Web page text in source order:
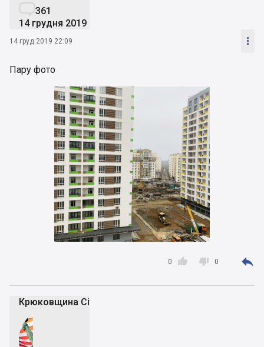
361
14 грудня 2019
14 груд 2019 22:09 
Пару фото

0  0 
Крюковщина City